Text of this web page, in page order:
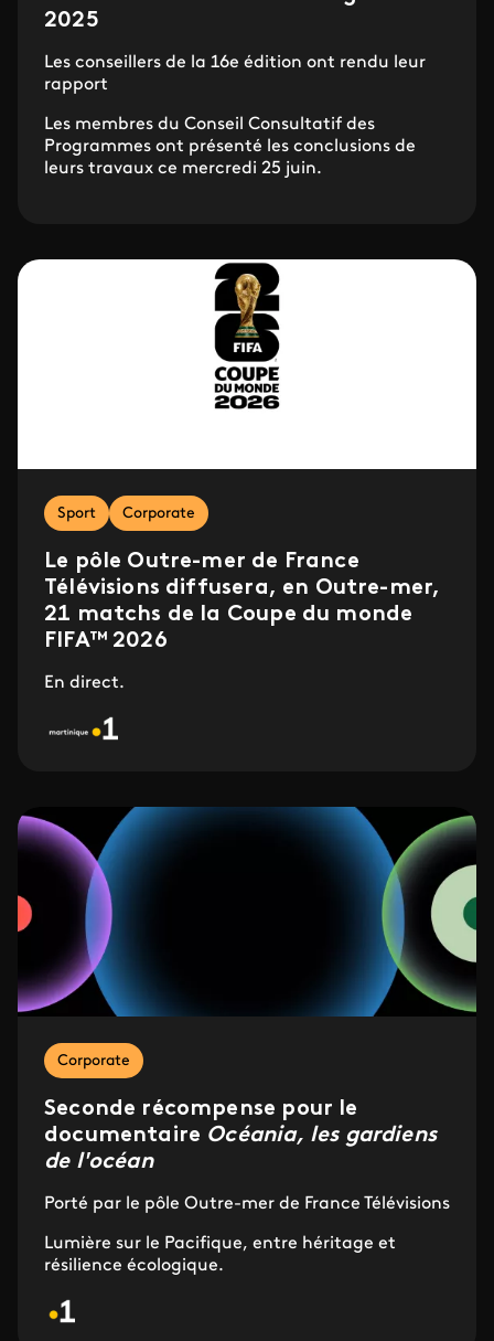
2025
Les conseillers de la 16e édition ont rendu leur
rapport
Les membres du Conseil Consultatif des
Programmes ont présenté les conclusions de
leurs travaux ce mercredi 25 juin.
Sport Corporate
Le pôle Outre-mer de France
Télévisions diffusera, en Outre-mer,
21 matchs de la Coupe du monde
FIFA™ 2026
En direct.
Corporate
Seconde récompense pour le
documentaire Océania, les gardiens
de l'océan
Porté par le pôle Outre-mer de France Télévisions
Lumière sur le Pacifique, entre héritage et
résilience écologique.